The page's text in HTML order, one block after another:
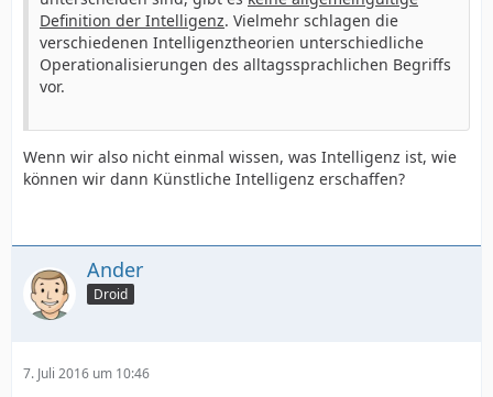
Definition der Intelligenz. Vielmehr schlagen die
verschiedenen Intelligenztheorien unterschiedliche
Operationalisierungen des alltagssprachlichen Begriffs
vor.
Wenn wir also nicht einmal wissen, was Intelligenz ist, wie
können wir dann Künstliche Intelligenz erschaffen?
Ander
Droid
7. Juli 2016 um 10:46